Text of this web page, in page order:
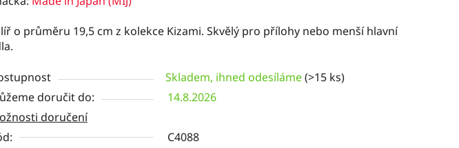
o průměru 19,5 cm z kolekce Kizami. Skvělý pro přílohy nebo menší hlavní
Skladem, ihned odesíláme(>15 ks)
doručit do:
14.8.2026
doručení
C4088